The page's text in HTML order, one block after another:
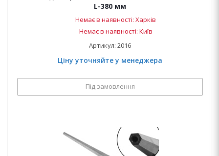
L-380 мм
Немає в наявності: Харків
Немає в наявності: Київ
Артикул: 2016
Ціну уточняйте у менеджера
Під замовлення